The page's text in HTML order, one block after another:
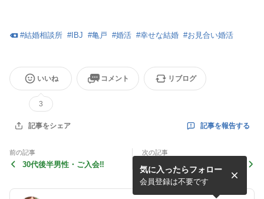
#結婚相談所 #IBJ #亀戸 #婚活 #幸せな結婚 #お見合い婚活
いいね
3
コメント リブログ
記事をシェア 記事を報告する
前の記事
30代後半男性・ご入会‼️
次の記事
【30代女性会員さま】想い
が残る交際終了からの向き合
い方
気に入ったらフォロー
会員登録は不要です